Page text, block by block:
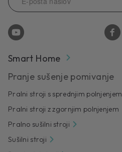
Smart Home
Pranje sušenje pomivanje
Pralni stroji s sprednjim polnjenjem
Pralni stroji z zgornjim polnjenjem
Pralno sušilni stroji
Sušilni stroji